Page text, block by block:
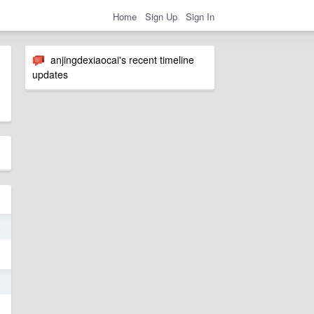
Home Sign Up Sign In
anjingdexiaocai's recent timeline
updates